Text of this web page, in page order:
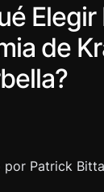
de
Patrick